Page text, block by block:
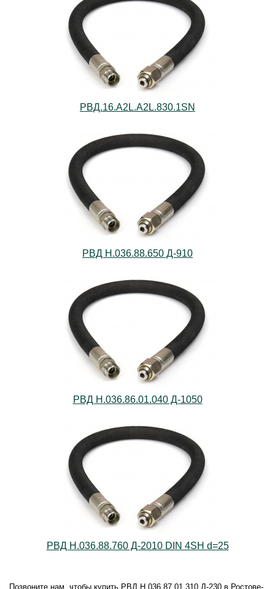
РВД.16.А2L.А2L.830.1SN
РВД Н.036.88.650 Д-910
РВД Н.036.86.01.040 Д-1050
РВД Н.036.88.760 Д-2010 DIN 4SH d=25
Позвоните нам, чтобы купить РВД Н.036.87.01.310 Д-230 в Ростове-